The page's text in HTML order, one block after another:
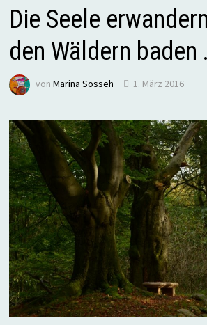
Die Seele
den Wäldern baden
von Marina Sosseh 1. März 2016